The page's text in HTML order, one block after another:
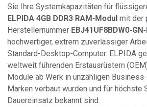
Sie Ihre Systemkapazitäten für
ELPIDA 4GB DDR3 RAM-Modul mit der
Herstellernummer EBJ41UF8BDW0-
hochwertiger, extrem zuverlässiger
Standard-Desktop-Computer. ELPIDA
weltweit führenden Erstausrüstern
Module ab Werk in unzähligen
Marken verbaut wurden und für höchste
Dauereinsatz bekannt sind.